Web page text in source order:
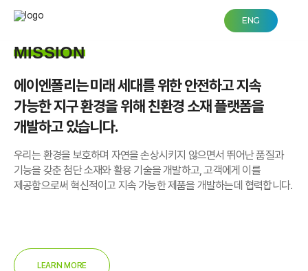
ENG
MISSION
에이엔폴리는 미래 세대를 위한안전하고 지속
가능한 지구 환경을 위해친환경 소재 플랫폼을
개발하고 있습니다.
우리는 환경을 보호하며 자연을 손상시키지 않으면서 뛰어난 품질과
기능을 갖춘 첨단 소재와 활용 기술을 개발하고, 고객에게 이를
제공함으로써 혁신적이고 지속 가능한 제품을 개발하는데 협력합니다.
LEARN MORE